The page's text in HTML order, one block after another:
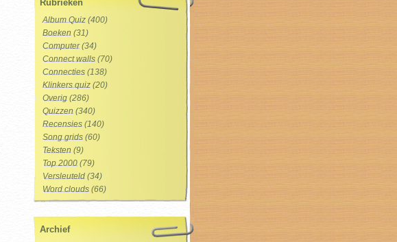
Rubrieken
Album Quiz (400)
Boeken (31)
Computer(34)
Connect walls (70)
Connecties (138)
Klinkers quiz (20)
Overig (286)
Quizzen (340)
Recensies (140)
Song grids (60)
Teksten (9)
Top 2000 (79)
Versleuteld (34)
Word clouds (66)
Archief